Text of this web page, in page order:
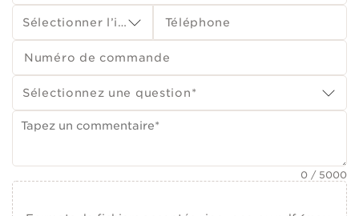
Sélectionner l’indicatif du numéro de téléphone (pays) Téléphone
Numéro de commande
Sélectionnez une question*
0 / 5000